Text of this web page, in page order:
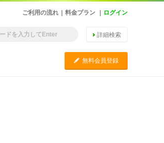
ご利用の流れ 料金プラン ログイン
詳細検索
C 無料会員登録